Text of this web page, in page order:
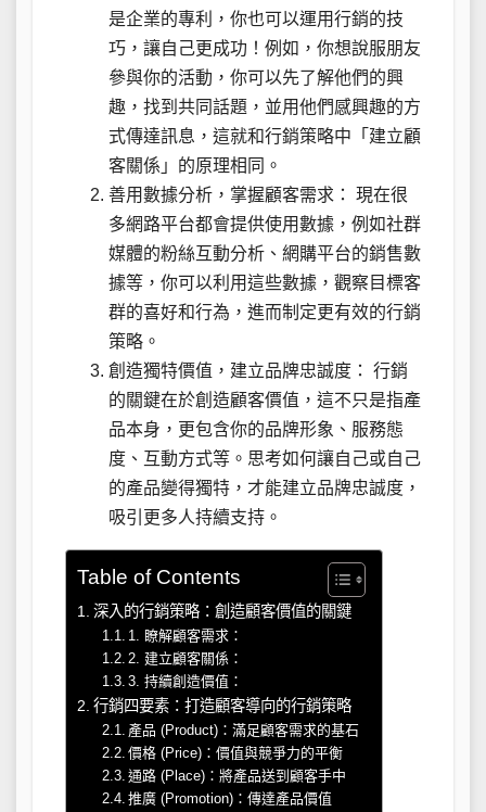
是企業的專利，你也可以運用行銷的技
巧，讓自己更成功！例如，你想說服朋友
參與你的活動，你可以先了解他們的興
趣，找到共同話題，並用他們感興趣的方
式傳達訊息，這就和行銷策略中「建立顧
客關係」的原理相同。
善用數據分析，掌握顧客需求： 現在很
多網路平台都會提供使用數據，例如社群
媒體的粉絲互動分析、網購平台的銷售數
據等，你可以利用這些數據，觀察目標客
群的喜好和行為，進而制定更有效的行銷
策略。
創造獨特價值，建立品牌忠誠度： 行銷
的關鍵在於創造顧客價值，這不只是指產
品本身，更包含你的品牌形象、服務態
度、互動方式等。思考如何讓自己或自己
的產品變得獨特，才能建立品牌忠誠度，
吸引更多人持續支持。
Table of Contents
深入的行銷策略：創造顧客價值的關鍵
1. 瞭解顧客需求：
2. 建立顧客關係：
3. 持續創造價值：
行銷四要素：打造顧客導向的行銷策略
產品 (Product)：滿足顧客需求的基石
價格 (Price)：價值與競爭力的平衡
通路 (Place)：將產品送到顧客手中
推廣 (Promotion)：傳達產品價值